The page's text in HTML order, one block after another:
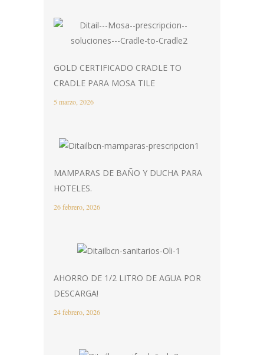
GOLD CERTIFICADO CRADLE TO
CRADLE PARA MOSA TILE
5 marzo, 2026
MAMPARAS DE BAÑO Y DUCHA PARA
HOTELES.
26 febrero, 2026
AHORRO DE 1/2 LITRO DE AGUA POR
DESCARGA!
24 febrero, 2026